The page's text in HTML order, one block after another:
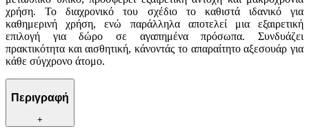
χρήση. Το διαχρονικό του σχέδιο το καθιστά ιδανικό για
καθημερινή χρήση, ενώ παράλληλα αποτελεί μια εξαιρετική
επιλογή για δώρο σε αγαπημένα πρόσωπα. Συνδυάζει
πρακτικότητα και αισθητική, κάνοντάς το απαραίτητο αξεσουάρ για
κάθε σύγχρονο άτομο.
Περιγραφή
+